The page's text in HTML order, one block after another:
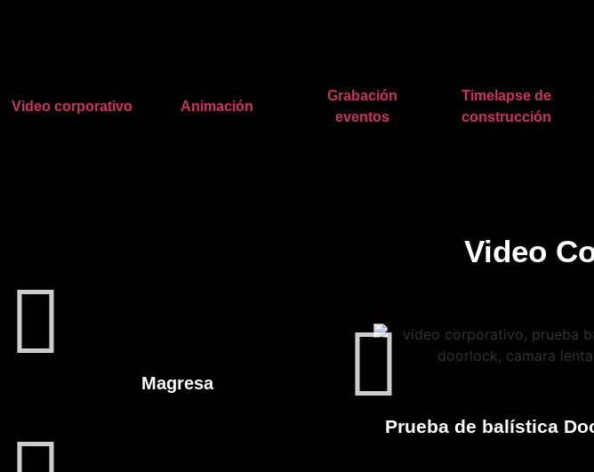
Video corporativo Animación
Grabación
eventos
Timelapse de
construcción
Video
Magresa
Prueba de balística